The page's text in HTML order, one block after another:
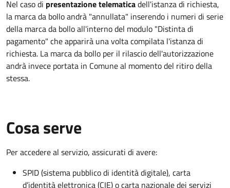
Nel caso di presentazione telematicadell'istanza di richiesta,
la marca da bollo andrà "annullata" inserendo i numeri di serie
della marca da bollo all'interno del modulo "Distinta di
pagamento" che apparirà una volta compilata l'istanza di
richiesta. La marca da bollo per il rilascio dell'autorizzazione
andrà invece portata in Comune al momento del ritiro della
stessa.
Cosa serve
Per accedere al servizio, assicurati di avere:
SPID (sistema pubblico di identità digitale), carta
d’identità elettronica (CIE) o carta nazionale dei servizi